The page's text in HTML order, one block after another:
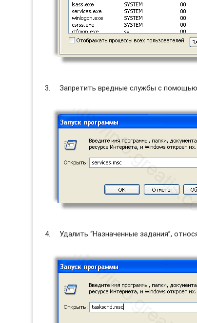
Запретить вредные службы с
Удалить “Назначенные задания”,